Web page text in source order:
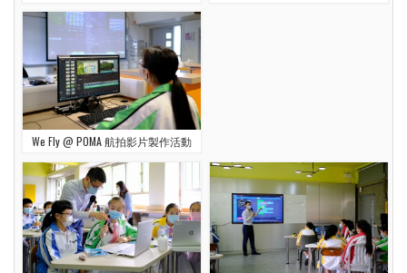
We Fly @ POMA 航拍影片製作活動